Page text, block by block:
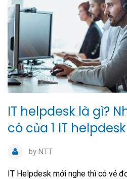
IT helpdesk là gì?
có của 1 IT
by NTT
IT Helpdesk mới nghe thì có vẻ